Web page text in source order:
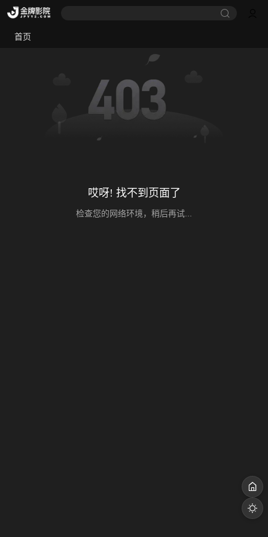
首页
哎呀! 找不到页面了
检查您的网络环境，稍后再试...